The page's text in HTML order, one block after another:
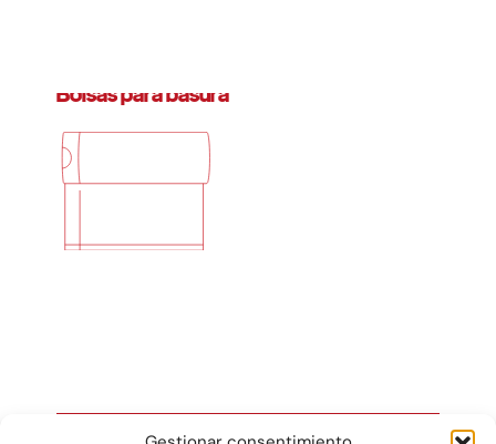
Bolsas para basura